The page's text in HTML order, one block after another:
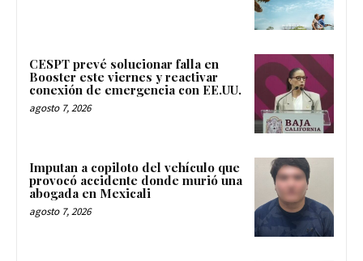
CESPT prevé solucionar falla en
Booster este viernes y reactivar
conexión de emergencia con EE.UU.
agosto 7, 2026
Imputan a copiloto del vehículo que
provocó accidente donde murió una
abogada en Mexicali
agosto 7, 2026